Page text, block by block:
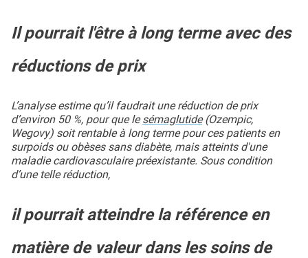
Il pourrait l'être à long terme avec des
réductions de prix
L’analyse estime qu’il faudrait une réduction de prix
d’environ 50 %, pour que lesémaglutide(Ozempic,
Wegovy) soit rentable à long terme pour ces patients en
surpoids ou obèses sans diabète, mais atteints d'une
maladie cardiovasculaire préexistante. Sous condition
d’une telle réduction,
il pourrait atteindre la référence en
matière de valeur dans les soins de